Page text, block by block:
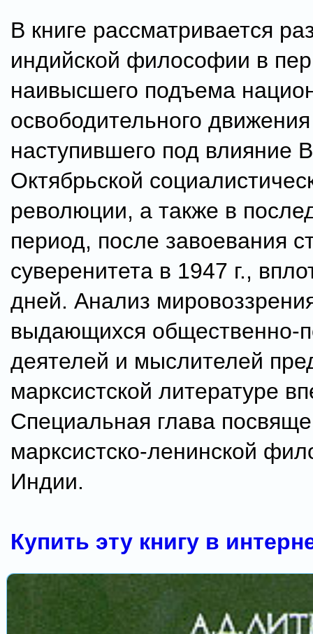
В книге рассматривается
индийской философии в
наивысшего подъема
освободительного
наступившего под влияние
Октябрьской
революции, а также в
период, после завоевания
суверенитета в 1947 г.,
дней. Анализ
выдающихся общественно-
деятелей и мыслителей
марксистской литературе
Специальная глава
марксистско-ленинской
Индии.
Купить эту книгу в